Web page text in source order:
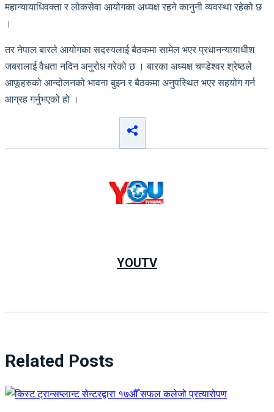
महान्यायाधिवक्ता र लोकसेवा आयोगका अध्यक्ष रहने कानुनी व्यवस्था रहेको छ
।
तर नेपाल बारले आयोगका सदस्यलाई बैठकमा सामेल भएर प्रधानन्यायाधीश
जबरालाई वैधता नदिन अनुरोध गरेको छ । बारका अध्यक्ष चण्डेश्वर श्रेष्ठले
आफूहरुको आन्दोलनको भावना बुझ्न र बैठकमा अनुपस्थित भएर सहयोग गर्न
आग्रह गर्नुभएको हो ।
YOUTV
Related Posts